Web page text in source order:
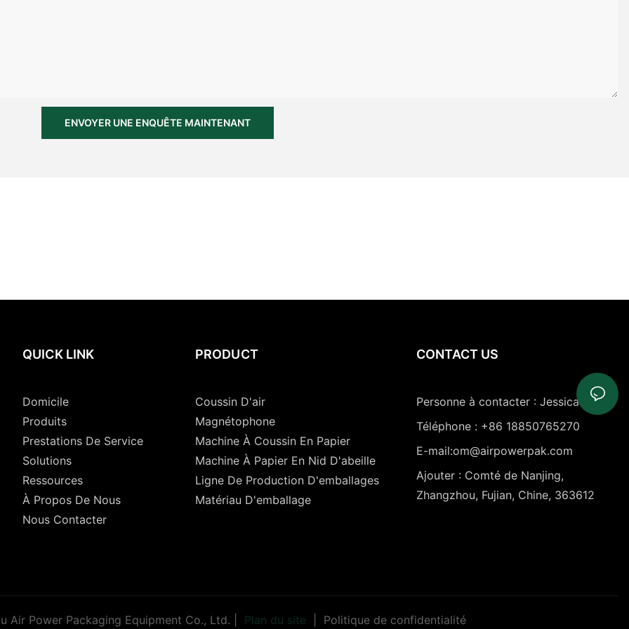
ENVOYER UNE ENQUÊTE MAINTENANT
QUICK LINK
Domicile
Produits
Prestations De Service
Solutions
Ressources
À Propos De Nous
Nous Contacter
PRODUCT
Coussin D'air
Magnétophone
Machine À Coussin En Papier
Machine À Papier En Nid D'abeille
Ligne De Production D'emballages
Matériau D'emballage
CONTACT US
Personne à contacter : Jessica Gong
Téléphone : +86 18850765270
E-mail:om@airpowerpak.com
Ajouter : Comté de Nanjing,
Zhangzhou, Fujian, Chine, 363612
Power Packaging Equipment Co., Ltd. | Plan du site Politique de confidentialité